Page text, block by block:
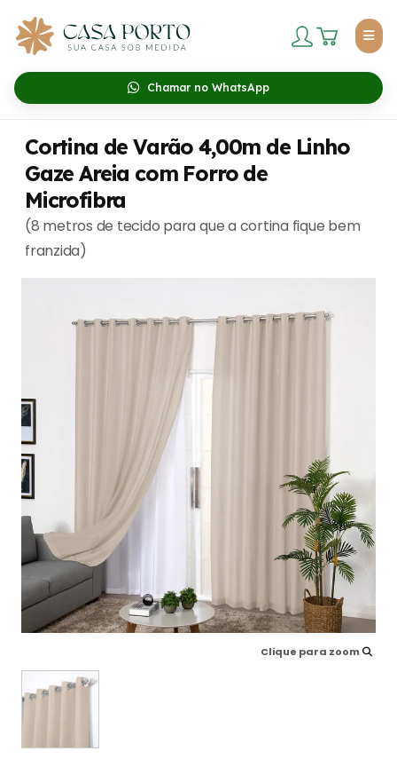
Chamar no WhatsApp
Cortina de Varão 4,00m de Linho
Gaze Areia com Forro de
Microfibra
(8 metros de tecido para que a cortina fique bem
franzida)
Clique para zoom